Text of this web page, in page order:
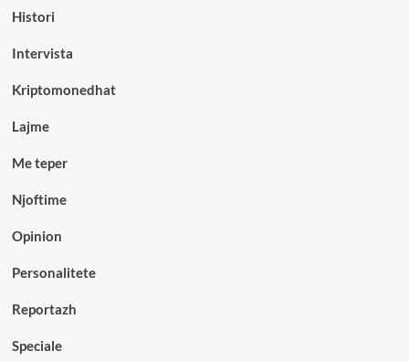
Histori
Intervista
Kriptomonedhat
Lajme
Me teper
Njoftime
Opinion
Personalitete
Reportazh
Speciale